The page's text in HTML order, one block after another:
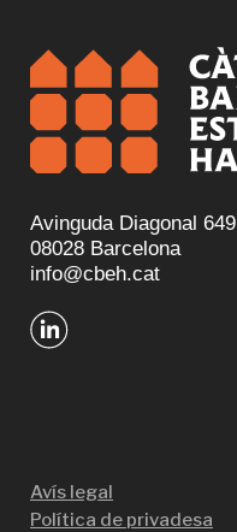
Avinguda Diagonal 649
08028 Barcelona
info@cbeh.cat
Avís legal
Política de privadesa